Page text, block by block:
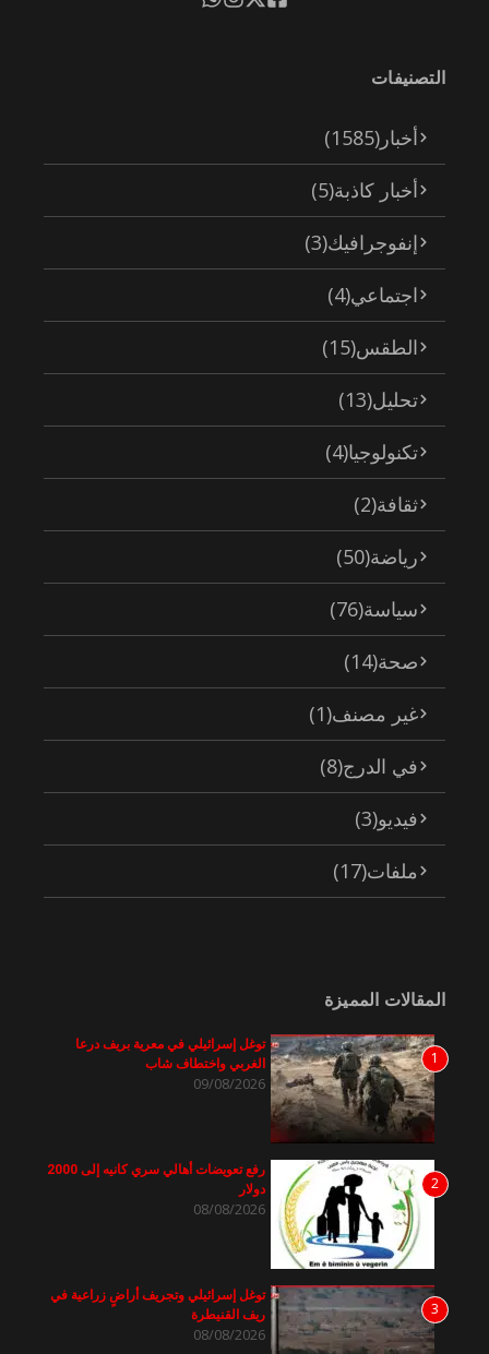
التصنيفات
أخبار (1585)
أخبار كاذبة(5)
إنفوجرافيك(3)
اجتماعي(4)
الطقس(15)
تحليل(13)
تكنولوجيا(4)
ثقافة(2)
رياضة(50)
سياسة(76)
صحة(14)
غير مصنف(1)
في الدرج(8)
فيديو(3)
ملفات(17)
المقالات المميزة
1
توغل إسرائيلي في معرية بريف درعا
الغربي واختطاف شاب
09/08/2026
2
رفع تعويضات أهالي سري كانيه إلى 2000
دولار
08/08/2026
3
توغل إسرائيلي وتجريف أراضٍ زراعية في
ريف القنيطرة
08/08/2026